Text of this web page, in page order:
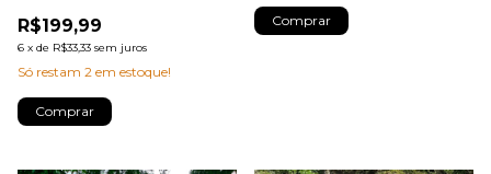
R$199,99
6 x de R$33,33 sem juros
Só restam 2 em estoque!
Comprar
Comprar